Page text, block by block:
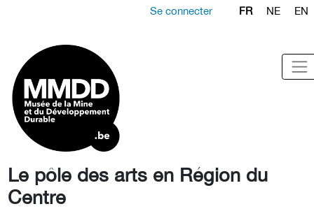
Se connecter FR NE EN
Le pôle des arts en Région du
Centre